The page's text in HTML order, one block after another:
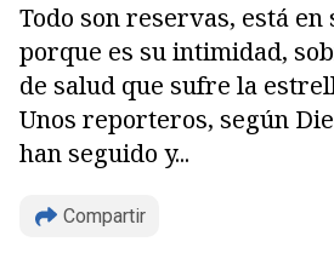
Todo son reservas, está en
porque es su intimidad,
de salud que sufre la
Unos reporteros, según
han seguido y...
Compartir